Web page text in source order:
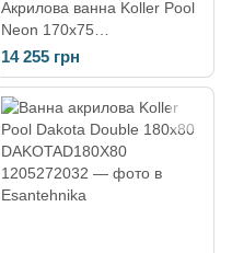
Акрилова ванна Koller Pool
Neon 170х75
(NEONNEW170X75)
14 255 грн